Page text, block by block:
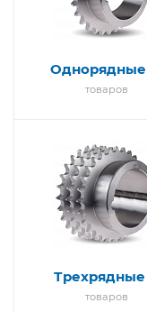
Однорядные
товаров
Трехрядные
товаров